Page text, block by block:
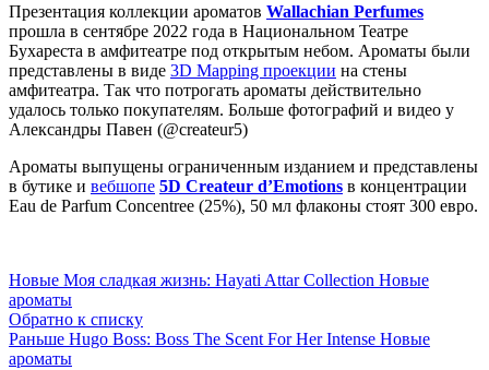
Презентация коллекции ароматов Wallachian Perfumes
прошла в сентябре 2022 года в Национальном Театре
Бухареста в амфитеатре под открытым небом. Ароматы были
представлены в виде 3D Mapping проекции на стены
амфитеатра. Так что потрогать ароматы действительно
удалось только покупателям. Больше фотографий и видео у
Александры Павен (@createur5)
Ароматы выпущены ограниченным изданием и представлены
в бутике и вебшопе 5D Createur d’Emotions в концентрации
Eau de Parfum Concentree (25%), 50 мл флаконы стоят 300 евро.
Новые Моя сладкая жизнь: Hayati Attar Collection Новые
ароматы
Обратно к списку
Раньше Hugo Boss: Boss The Scent For Her Intense Новые
ароматы